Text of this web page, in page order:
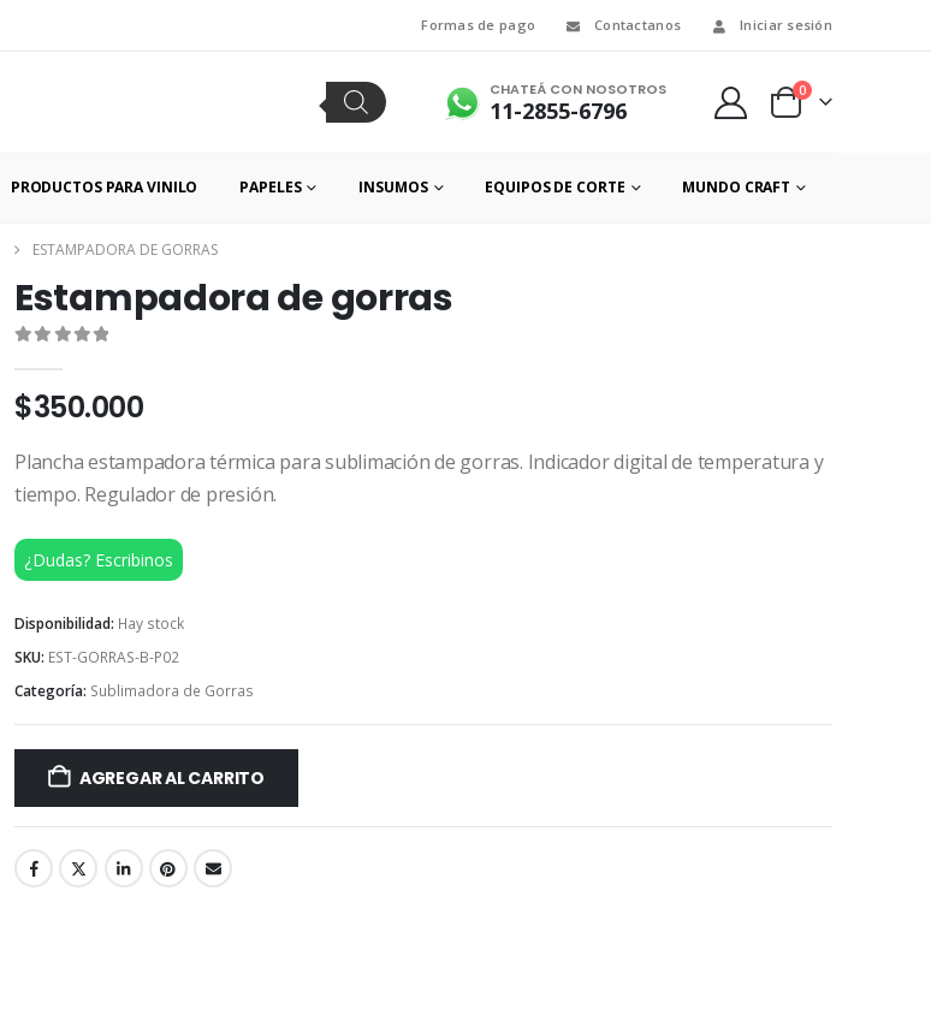
Formas de pago Contactanos Iniciar sesión
CHATEÁ CON NOSOTROS
11-2855-6796
0
PRODUCTOS PARA VINILO PAPELES INSUMOS EQUIPOS DE CORTE MUNDO CRAFT
ESTAMPADORA DE GORRAS
Estampadora de gorras
$350.000
Plancha estampadora térmica para sublimación de gorras. Indicador digital de temperatura y
tiempo. Regulador de presión.
¿Dudas? Escribinos
Disponibilidad: Hay stock
SKU: EST-GORRAS-B-P02
Categoría: Sublimadora de Gorras
AGREGAR AL CARRITO